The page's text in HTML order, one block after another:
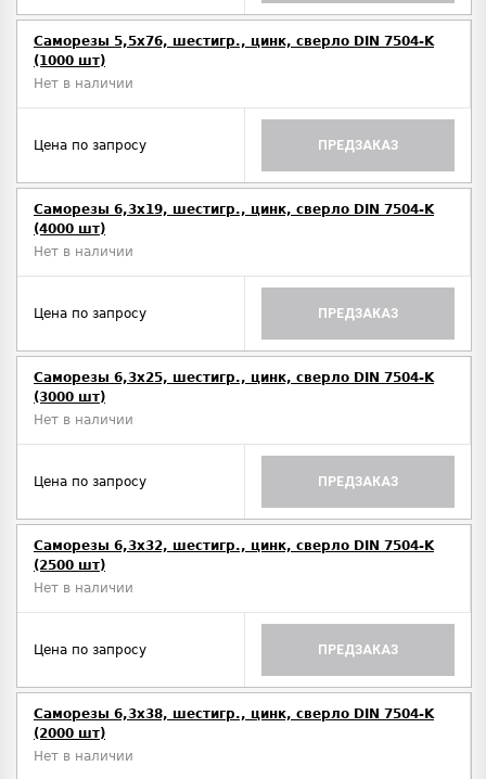
Саморезы 5,5х76, шестигр., цинк, сверло DIN 7504-K
(1000 шт)
Нет в наличии
Цена по запросу ПРЕДЗАКАЗ
Саморезы 6,3х19, шестигр., цинк, сверло DIN 7504-K
(4000 шт)
Нет в наличии
Цена по запросу ПРЕДЗАКАЗ
Саморезы 6,3х25, шестигр., цинк, сверло DIN 7504-K
(3000 шт)
Нет в наличии
Цена по запросу ПРЕДЗАКАЗ
Саморезы 6,3х32, шестигр., цинк, сверло DIN 7504-K
(2500 шт)
Нет в наличии
Цена по запросу ПРЕДЗАКАЗ
Саморезы 6,3х38, шестигр., цинк, сверло DIN 7504-K
(2000 шт)
Нет в наличии